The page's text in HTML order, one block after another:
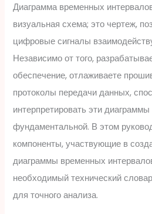
Диаграмма временных
визуальная схема; это чертеж,
цифровые сигналы
Независимо от того,
обеспечение, отлаживаете
протоколы передачи данных,
интерпретировать эти диаграммы
фундаментальной. В этом
компоненты, участвующие в
диаграммы временных
необходимый технический
для точного анализа.